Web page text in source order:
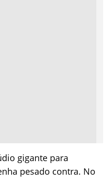
gigante para
pesado contra. No